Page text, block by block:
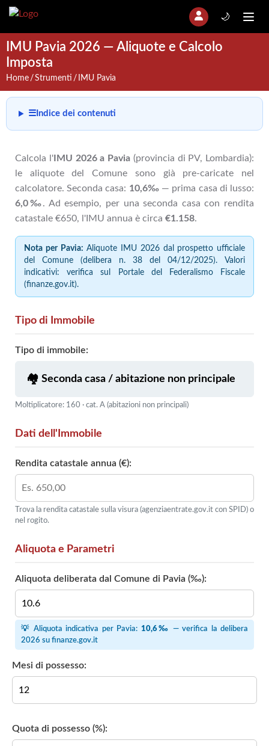
🌙
IMU Pavia 2026 — Aliquote e Calcolo
Imposta
Home Strumenti IMU Pavia
☰ Indice dei contenuti
Calcola l'IMU 2026 a Pavia (provincia di PV, Lombardia):
le aliquote del Comune sono già pre-caricate nel
calcolatore. Seconda casa: 10,6‰ — prima casa di lusso:
6,0‰. Ad esempio, per una seconda casa con rendita
catastale €650, l'IMU annua è circa €1.158.
Nota per Pavia: Aliquote IMU 2026 dal prospetto ufficiale
del Comune (delibera n. 38 del 04/12/2025). Valori
indicativi: verifica sul Portale del Federalismo Fiscale
(finanze.gov.it).
Tipo di Immobile
Tipo di immobile:
Moltiplicatore: 160 · cat. A (abitazioni non principali)
Dati dell'Immobile
Rendita catastale annua (€):
Trova la rendita catastale sulla visura (agenziaentrate.gov.it con SPID) o
nel rogito.
Aliquota e Parametri
Aliquota deliberata dal Comune di Pavia (‰):
💡 Aliquota indicativa per Pavia: 10,6‰
— verifica la delibera
2026 su finanze.gov.it
Mesi di possesso:
Quota di possesso (%):